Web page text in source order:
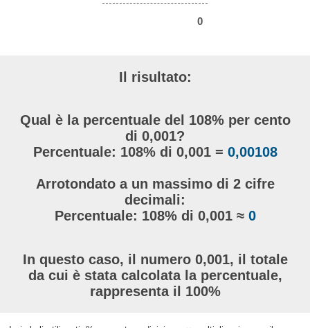
0
Il risultato:
Qual è la percentuale del 108% per cento
di 0,001?
Percentuale: 108% di 0,001 = 0,00108
Arrotondato a un massimo di 2 cifre
decimali:
Percentuale: 108% di 0,001 ≈ 0
In questo caso, il numero 0,001, il totale
da cui è stata calcolata la percentuale,
rappresenta il 100%